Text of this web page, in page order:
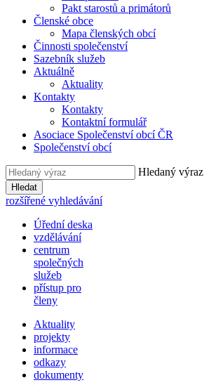
Pakt starostů a primátorů
Členské obce
Mapa členských obcí
Činnosti společenství
Sazebník služeb
Aktuálně
Aktuality
Kontakty
Kontakty
Kontaktní formulář
Asociace Společenství obcí ČR
Společenství obcí
Hledaný výraz
Hledat
rozšířené vyhledávání
Úřední deska
vzdělávání
centrum
společných
služeb
přístup pro
členy
Aktuality
projekty
informace
odkazy
dokumenty